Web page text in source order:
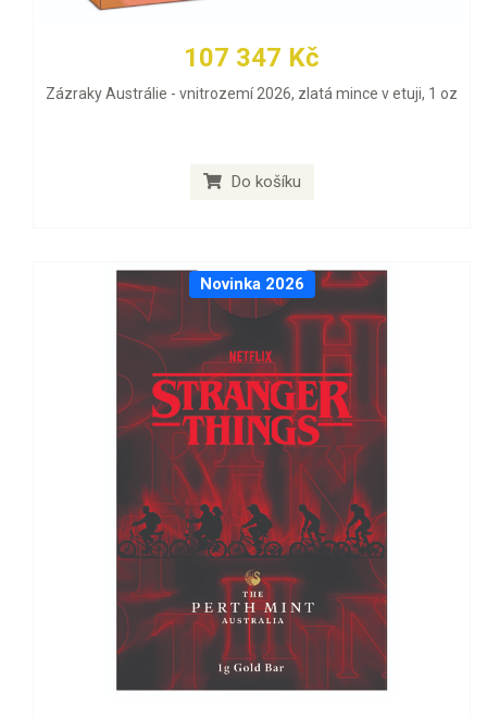
107 347 Kč
Zázraky Austrálie - vnitrozemí 2026, zlatá mince v etuji, 1 oz
Do košíku
Novinka 2026